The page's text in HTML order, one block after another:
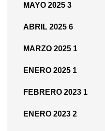
MAYO 2025 3
ABRIL 2025 6
MARZO 2025 1
ENERO 2025 1
FEBRERO 2023 1
ENERO 2023 2